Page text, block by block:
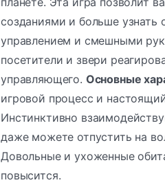
созданиями и больше узнать
управлением и смешными
посетители и звери
управляющего. Основные
игровой процесс и
Инстинктивно
даже можете отпустить на
Довольные и ухоженные
повысится.